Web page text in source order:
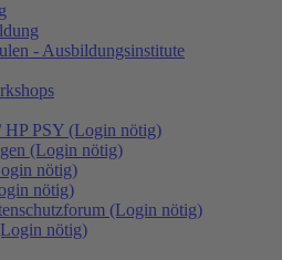
- Ausbildungsinstitute
HP PSY (Login nötig)
(Login nötig)
nötig)
nötig)
(Login nötig)
nötig)